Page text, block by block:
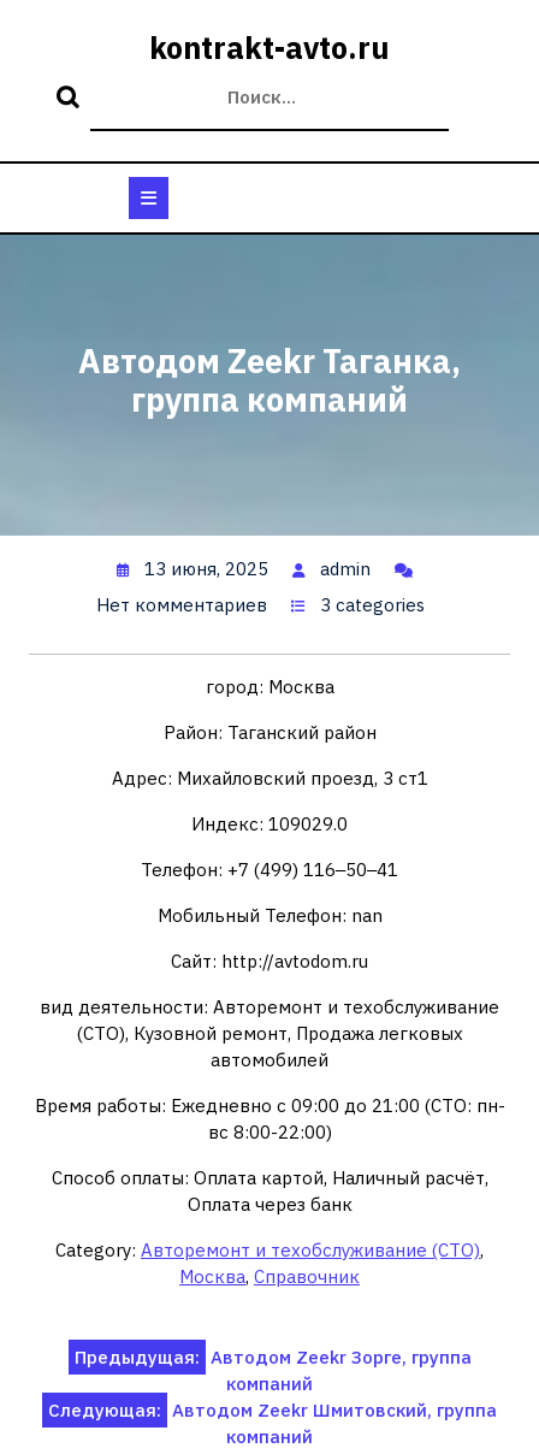
kontrakt-avto.ru
Автодом Zeekr Таганка,
группа компаний
13 июня, 2025
admin
Нет комментариев
3 categories
город: Москва
Район: Таганский район
Адрес: Михайловский проезд, 3 ст1
Индекс: 109029.0
Телефон: +7 (499) 116‒50‒41
Мобильный Телефон: nan
Сайт: http://avtodom.ru
вид деятельности: Авторемонт и техобслуживание
(СТО), Кузовной ремонт, Продажа легковых
автомобилей
Время работы: Ежедневно с 09:00 до 21:00 (СТО: пн-
вс 8:00-22:00)
Способ оплаты: Оплата картой, Наличный расчёт,
Оплата через банк
Category: Авторемонт и техобслуживание (СТО),
Москва, Справочник
Навигация
по
записям
Предыдущая: Автодом Zeekr Зорге, группа
компаний
Следующая: Автодом Zeekr Шмитовский, группа
компаний